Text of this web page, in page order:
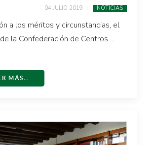
04 JULIO 2019 NOTICIAS
a los méritos y circunstancias, el
la Confederación de Centros ...
MÁS…